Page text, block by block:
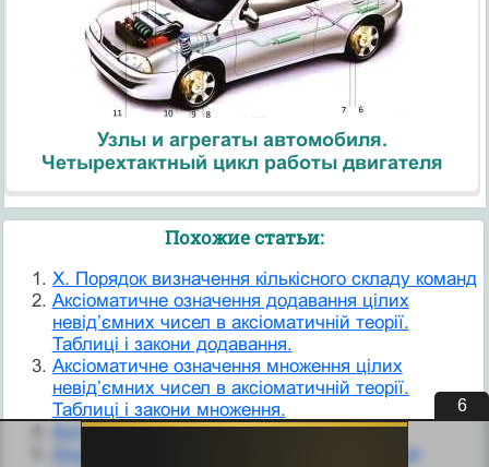
Узлы и агрегаты автомобиля.
Четырехтактный цикл работы двигателя
Похожие статьи:
X. Порядок визначення кількісного складу команд
Аксіоматичне означення додавання цілих
невід’ємних чисел в аксіоматичній теорії.
Таблиці і закони додавання.
Аксіоматичне означення множення цілих
невід’ємних чисел в аксіоматичній теорії.
Таблиці і закони множення.
Алгоритми та їх властивості.
Альгінати та їхні лікувально-профілактичні
5